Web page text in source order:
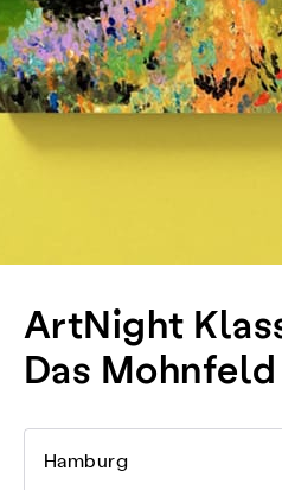
ArtNight
Das Mohnfeld
Hamburg